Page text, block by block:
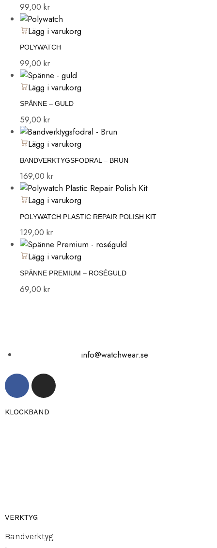
99,00 kr
Lägg i varukorg
POLYWATCH
99,00 kr
Lägg i varukorg
SPÄNNE – GULD
59,00 kr
Lägg i varukorg
BANDVERKTYGSFODRAL – BRUN
169,00 kr
Lägg i varukorg
POLYWATCH PLASTIC REPAIR POLISH KIT
129,00 kr
Lägg i varukorg
SPÄNNE PREMIUM – ROSÉGULD
69,00 kr
info@watchwear.se
KLOCKBAND
VERKTYG
Bandverktyg